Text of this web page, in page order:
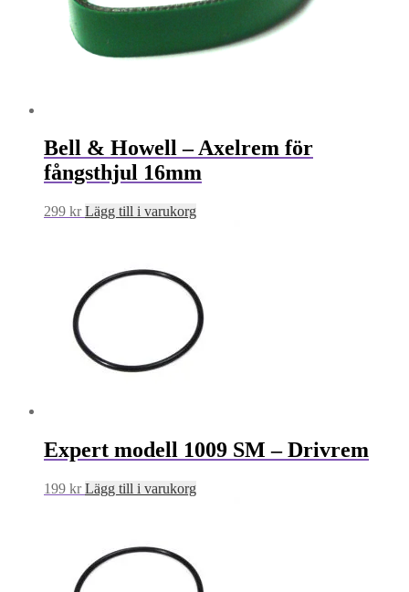
Bell & Howell – Axelrem för
fångsthjul 16mm
299 kr Lägg till i varukorg
Expert modell 1009 SM – Drivrem
199 kr Lägg till i varukorg